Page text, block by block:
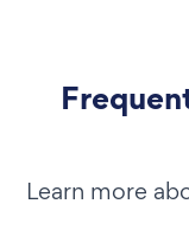
Learn more